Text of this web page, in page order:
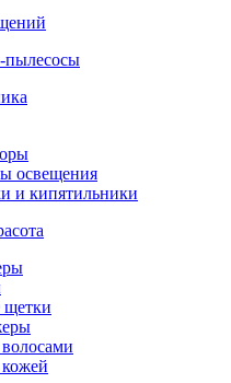
пылесосы
освещения
и кипятильники
щетки
кожей